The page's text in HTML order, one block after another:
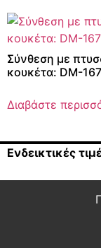
Σύνθεση με
κουκέτα: DM-167
Διαβάστε
Ενδεικτικές